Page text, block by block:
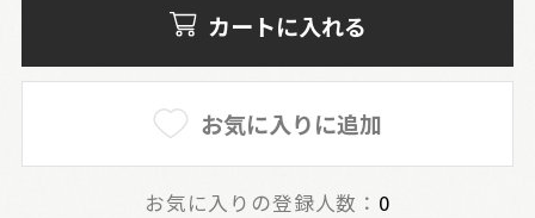
カートに入れる
お気に入りに追加
お気に入りの登録人数： 0